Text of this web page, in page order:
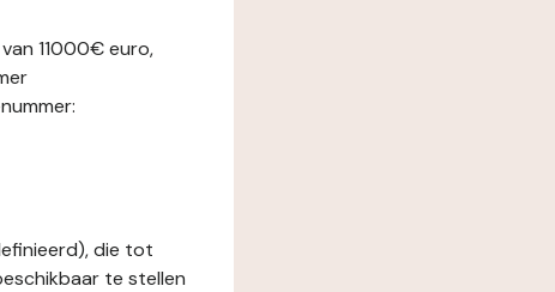
11000€ euro,
die tot
te stellen